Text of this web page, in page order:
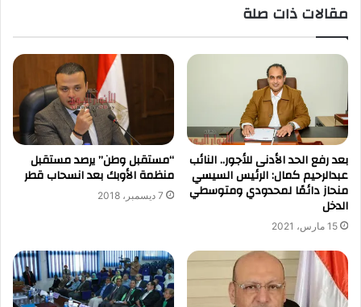
مقالات ذات صلة
بعد رفع الحد الأدنى للأجور.. النائب
عبدالرحيم كمال: الرئيس السيسي
منحاز دائمًا لمحدودي ومتوسطي
الدخل
15 مارس، 2021
“مستقبل وطن” يرصد مستقبل
منظمة الأوبك بعد انسحاب قطر
7 ديسمبر، 2018